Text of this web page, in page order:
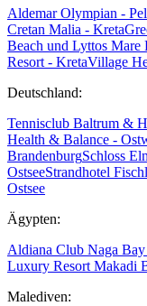
Aldemar Olympian -
Cretan Malia - Kreta
Beach und Lyttos Mare
Resort - KretaVillage
Deutschland:
Tennisclub Baltrum &
Health & Balance -
BrandenburgSchloss
OstseeStrandhotel
Ostsee
Ägypten:
Aldiana Club Naga
Luxury Resort Makadi
Malediven: